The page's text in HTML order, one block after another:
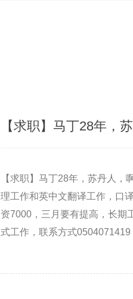
【求职】马丁28年，
【求职】马丁28年，苏丹人
理工作和英中文翻译工作，口
资7000，三月要有提高，长期
式工作，联系方式